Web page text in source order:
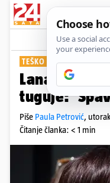
TEŠKO RAZDOBLJE
Lana Klingor
tuguje:
Piše Paula Petrović,
Čitanje članka: < 1 min